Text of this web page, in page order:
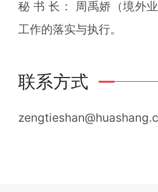
秘 书 长： 周禹娇（境外
工作的落实与执行。
联系方式